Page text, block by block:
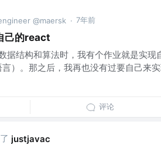
@maersk · 7年前
己的react
据结构和算法时，我有个作业就是实
言）。那之后，我再也没有过要自己来
评论
justjavac